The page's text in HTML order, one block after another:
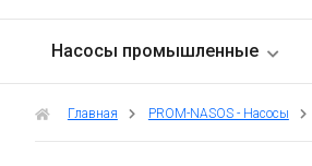
Насосы промышленные
Главная PROM-NASOS - Насосы